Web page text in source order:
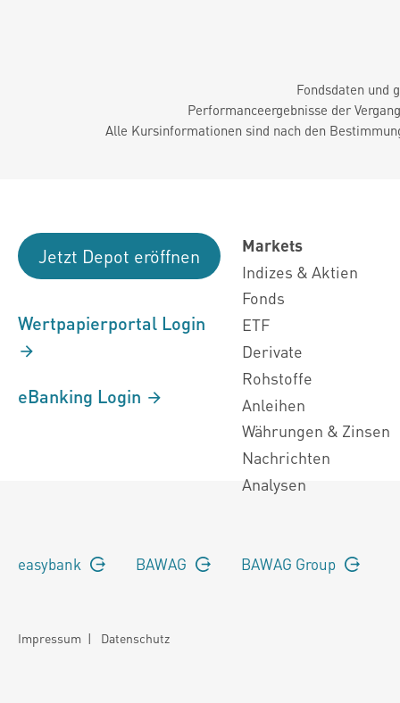
Fondsdaten und
Performanceergebnisse der
Alle Kursinformationen sind nach den
Jetzt Depot eröffnen
Wertpapierportal Login
eBanking Login
Markets
Indizes & Aktien
Fonds
ETF
Derivate
Rohstoffe
Anleihen
Währungen & Zinsen
Nachrichten
Analysen
easybank BAWAG BAWAG Group
Impressum | Datenschutz